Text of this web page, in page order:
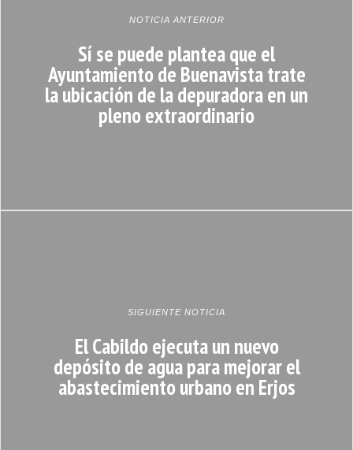
NOTICIA ANTERIOR
Sí se puede plantea que el
Ayuntamiento de Buenavista trate
la ubicación de la depuradora en un
pleno extraordinario
SIGUIENTE NOTICIA
El Cabildo ejecuta un nuevo
depósito de agua para mejorar el
abastecimiento urbano en Erjos